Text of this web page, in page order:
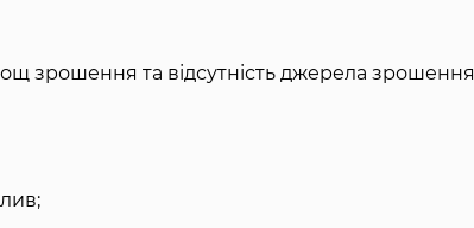
зрошення та відсутність джерела зрошення